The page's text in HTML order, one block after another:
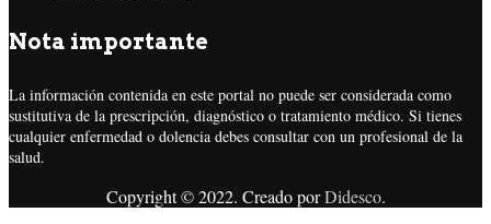
Nota importante
La información contenida en este portal no puede ser considerada como
sustitutiva de la prescripción, diagnóstico o tratamiento médico. Si tienes
cualquier enfermedad o dolencia debes consultar con un profesional de la
salud.
Copyright © 2022. Creado porDidesco.